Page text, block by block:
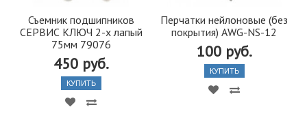
Съемник подшипников
СЕРВИС КЛЮЧ 2-х лапый
75мм 79076
450 руб.
КУПИТЬ
Перчатки нейлоновые (без
покрытия) AWG-NS-12
100 руб.
КУПИТЬ